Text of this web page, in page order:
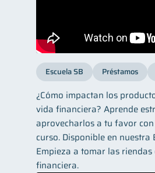
Escuela SB Préstamos
¿Cómo impactan los
vida financiera? Aprende
aprovecharlos a tu favor
curso. Disponible en nuestra
Empieza a tomar las
financiera.